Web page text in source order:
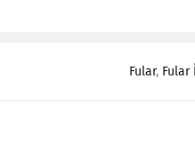
Fular, Fular